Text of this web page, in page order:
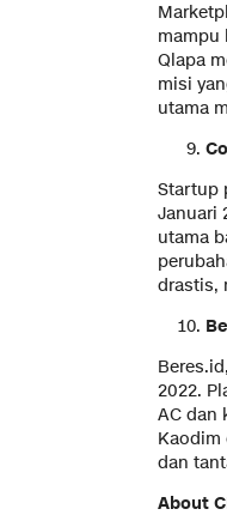
mampu
Qlapa
misi
utama
Startup
Januari
utama
drastis,
2022.
AC dan
Kaodim
dan
About